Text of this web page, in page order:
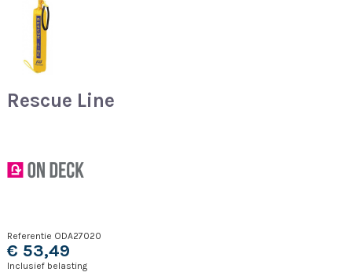
Rescue Line
Referentie ODA27020
€ 53,49
Inclusief belasting